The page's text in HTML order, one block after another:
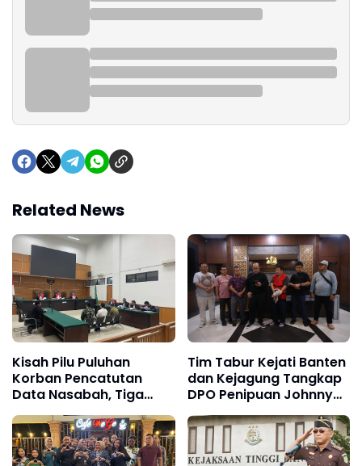
Related News
Kisah Pilu Puluhan
Korban Pencatutan
Data Nasabah, Tiga
Oknum Bank Plat Merah
Diadili
Tim Tabur Kejati Banten
dan Kejagung Tangkap
DPO Penipuan Johnny
Kainde di Jakarta Timur